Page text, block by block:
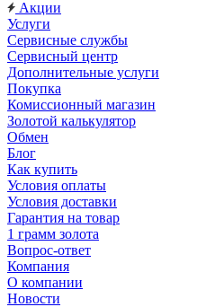
Акции
Услуги
Сервисные службы
Сервисный центр
Дополнительные услуги
Покупка
Комиссионный магазин
Золотой калькулятор
Обмен
Блог
Как купить
Условия оплаты
Условия доставки
Гарантия на товар
1 грамм золота
Вопрос-ответ
Компания
О компании
Новости